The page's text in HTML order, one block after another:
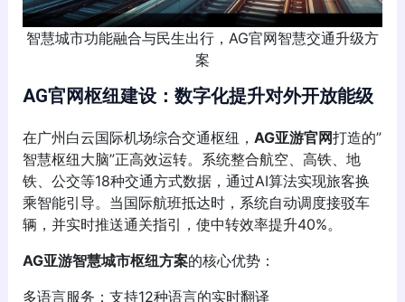
智慧城市功能融合与民生出行，AG官网智慧交通升级方
案
AG官网枢纽建设：数字化提升对外开放能级
在广州白云国际机场综合交通枢纽， AG亚游官网打造的”
智慧枢纽大脑”正高效运转。系统整合航空、高铁、地
铁、公交等18种交通方式数据，通过AI算法实现旅客换
乘智能引导。当国际航班抵达时，系统自动调度接驳车
辆，并实时推送通关指引，使中转效率提升40%。
AG亚游智慧城市枢纽方案的核心优势：
多语言服务：支持12种语言的实时翻译